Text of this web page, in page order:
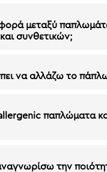
μεταξύ
συνθετικών;
να αλλάζω το
παπλώματα
την